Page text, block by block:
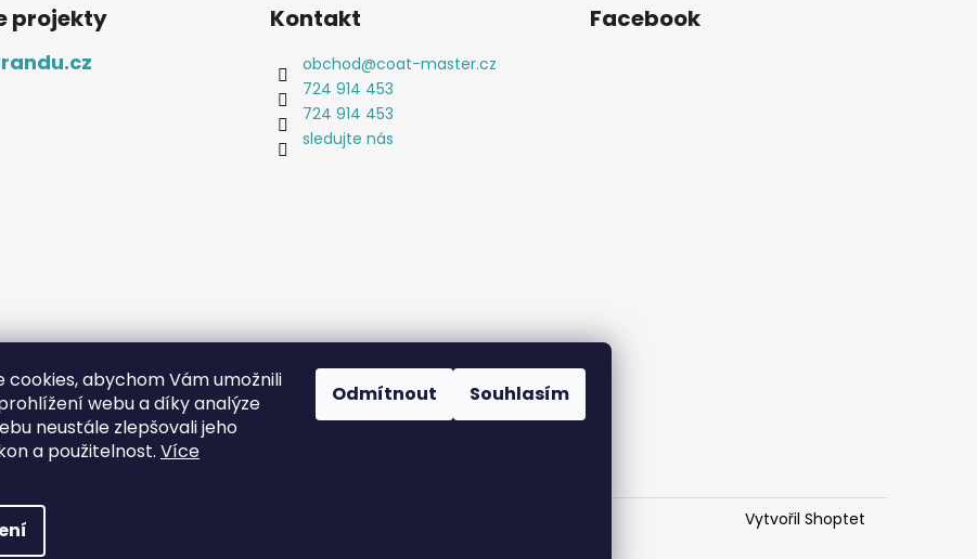
cookies, abychom Vám umožnili
webu a díky analýze
neustále zlepšovali jeho
a použitelnost. Více
Odmítnout Souhlasím
projekty Kontakt
obchod@coat-master.cz
724 914 453
724 914 453
sledujte nás
Facebook
Coat-Master.cz Doplňky ve 100% kvalitě za 10% ceny
Vytvořil Shoptet
vyhrazena.